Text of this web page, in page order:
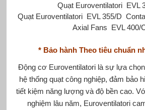
Quạt Euroventilatori EVL
Quạt Euroventilatori EVL 355/D
Axial Fans EVL 400/
* Bảo hành Theo tiêu chuẩn
Động cơ Euroventilatori là sự lựa
hệ thống quạt công nghiệp, đảm bảo
tiết kiệm năng lượng và độ bền cao.
nghiệm lâu năm, Euroventilatori